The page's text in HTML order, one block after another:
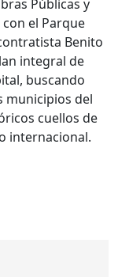
Públicas y
el Parque
Benito
integral de
buscando
municipios del
cuellos de
internacional.